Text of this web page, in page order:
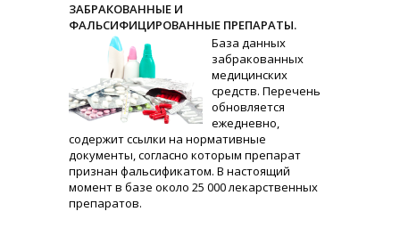
ЗАБРАКОВАННЫЕ И
ФАЛЬСИФИЦИРОВАННЫЕ ПРЕПАРАТЫ.
База данных
забракованных
медицинских
средств. Перечень
обновляется
ежедневно,
содержит ссылки на нормативные
документы, согласно которым препарат
признан фальсификатом. В настоящий
момент в базе около 25 000 лекарственных
препаратов.